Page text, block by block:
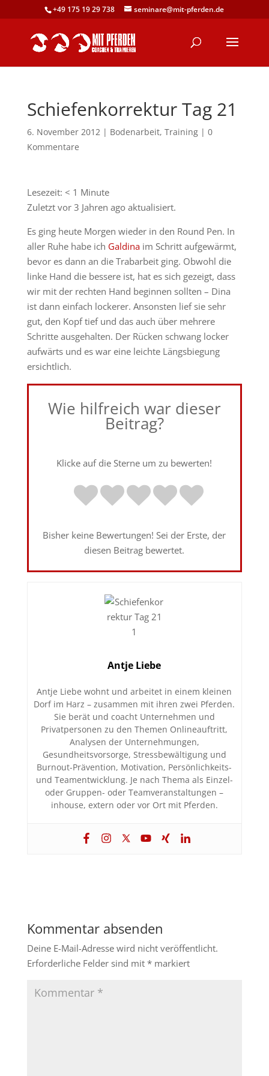
+49 175 19 29 738 seminare@mit-pferden.de
Schiefenkorrektur Tag 21
6. November 2012| Bodenarbeit, Training| 0
Kommentare
Lesezeit: < 1 Minute
Zuletzt vor 3 Jahren ago aktualisiert.
Es ging heute Morgen wieder in den Round Pen. In
aller Ruhe habe ich Galdinaim Schritt aufgewärmt,
bevor es dann an die Trabarbeit ging. Obwohl die
linke Hand die bessere ist, hat es sich gezeigt, dass
wir mit der rechten Hand beginnen sollten – Dina
ist dann einfach lockerer. Ansonsten lief sie sehr
gut, den Kopf tief und das auch über mehrere
Schritte ausgehalten. Der Rücken schwang locker
aufwärts und es war eine leichte Längsbiegung
ersichtlich.
Wie hilfreich war dieser
Beitrag?
Klicke auf die Sterne um zu bewerten!
Bisher keine Bewertungen! Sei der Erste, der
diesen Beitrag bewertet.
Antje Liebe
Antje Liebe wohnt und arbeitet in einem kleinen
Dorf im Harz – zusammen mit ihren zwei Pferden.
Sie berät und coacht Unternehmen und
Privatpersonen zu den Themen Onlineauftritt,
Analysen der Unternehmungen,
Gesundheitsvorsorge, Stressbewältigung und
Burnout-Prävention, Motivation, Persönlichkeits-
und Teamentwicklung. Je nach Thema als Einzel-
oder Gruppen- oder Teamveranstaltungen –
inhouse, extern oder vor Ort mit Pferden.
Kommentar absenden
Deine E-Mail-Adresse wird nicht veröffentlicht.
Erforderliche Felder sind mit *markiert